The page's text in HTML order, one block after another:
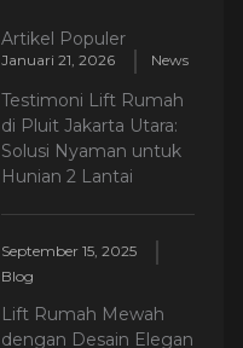
Artikel Populer
Testimoni Lift Rumah
di Pluit Jakarta Utara:
Solusi Nyaman untuk
Hunian 2 Lantai
Januari 21, 2026 News
Lift Rumah Mewah
dengan Desain Elegan
September 15, 2025
Blog